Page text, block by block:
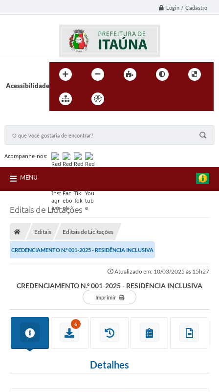
Login / Cadastro
Acessibilidade
Acompanhe-nos:
MENU
Editais de Licitações
Editais Editais de Licitações
CREDENCIAMENTO N.º 001-2025 - RESIDÊNCIA INCLUSIVA
Atualizado em: 10/03/2025 às 15h27
CREDENCIAMENTO N.º 001-2025 - RESIDÊNCIA INCLUSIVA
Imprimir
6
Detalhes